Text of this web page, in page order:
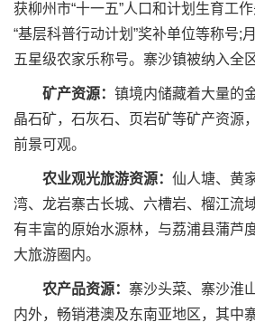
获柳州市“十一五”人口和计划生育工
“基层科普行动计划”奖补单位等称号;
五星级农家乐称号。寨沙镇被纳入全
矿产资源： 镇境内储藏着大量的
晶石矿，石灰石、页岩矿等矿产资源
前景可观。
农业观光旅游资源： 仙人塘、黄
湾、龙岩寨古长城、六槽岩、榴江流
有丰富的原始水源林，与荔浦县蒲芦
大旅游圈内。
农产品资源： 寨沙头菜、寨沙淮
内外，畅销港澳及东南亚地区，其中